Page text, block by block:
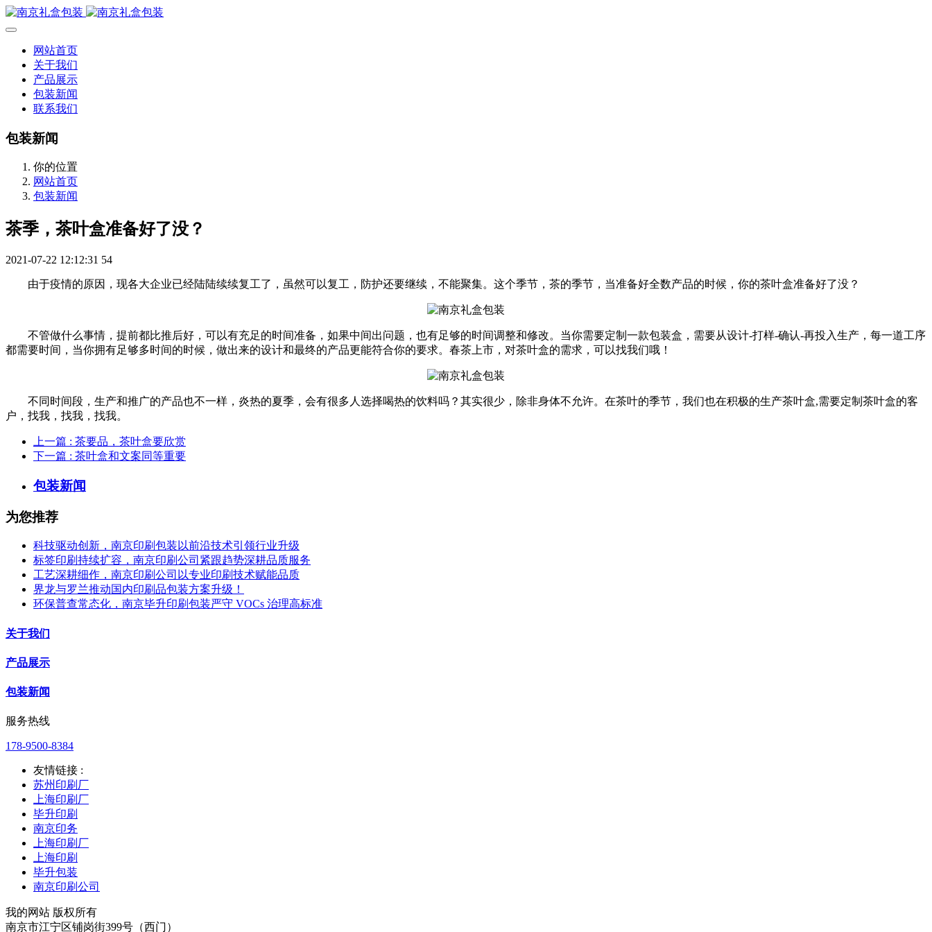
网站首页
关于我们
产品展示
包装新闻
联系我们
包装新闻
你的位置
网站首页
包装新闻
茶季，茶叶盒准备好了没？
2021-07-22 12:12:31 54
由于疫情的原因，现各大企业已经陆陆续续复工了，虽然可以复工，防护还要继续，不能聚集。这个季节，茶的季节，当准备好全数产品的时候，你的茶叶盒准备好了没？
不管做什么事情，提前都比推后好，可以有充足的时间准备，如果中间出问题，也有足够的时间调整和修改。当你需要定制一款包装盒，需要从设计-打样-确认-再投入生产，每一道工序
都需要时间，当你拥有足够多时间的时候，做出来的设计和最终的产品更能符合你的要求。春茶上市，对茶叶盒的需求，可以找我们哦！
不同时间段，生产和推广的产品也不一样，炎热的夏季，会有很多人选择喝热的饮料吗？其实很少，除非身体不允许。在茶叶的季节，我们也在积极的生产茶叶盒,需要定制茶叶盒的客
户，找我，找我，找我。
上一篇 : 茶要品，茶叶盒要欣赏
下一篇 : 茶叶盒和文案同等重要
包装新闻
为您推荐
科技驱动创新，南京印刷包装以前沿技术引领行业升级
标签印刷持续扩容，南京印刷公司紧跟趋势深耕品质服务
工艺深耕细作，南京印刷公司以专业印刷技术赋能品质
界龙与罗兰推动国内印刷品包装方案升级！
环保普查常态化，南京毕升印刷包装严守 VOCs 治理高标准
关于我们
产品展示
包装新闻
服务热线
178-9500-8384
友情链接 :
苏州印刷厂
上海印刷厂
毕升印刷
南京印务
上海印刷厂
上海印刷
毕升包装
南京印刷公司
我的网站 版权所有
南京市江宁区铺岗街399号（西门）